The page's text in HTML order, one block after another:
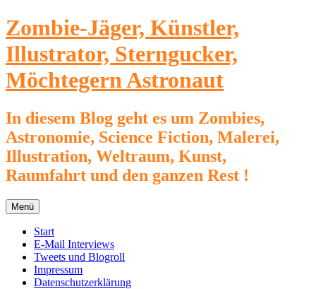
Zum
Inhalt
springen
Zombie-Jäger, Künstler,
Illustrator, Sterngucker,
Möchtegern Astronaut
In diesem Blog geht es um Zombies,
Astronomie, Science Fiction, Malerei,
Illustration, Weltraum, Kunst,
Raumfahrt und den ganzen Rest !
Menü
Start
E-Mail Interviews
Tweets und Blogroll
Impressum
Datenschutzerklärung